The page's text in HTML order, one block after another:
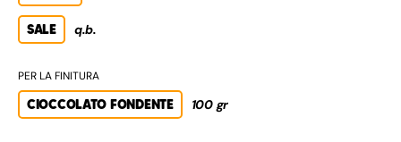
SALE q.b.
PER LA FINITURA
CIOCCOLATO FONDENTE 100 gr